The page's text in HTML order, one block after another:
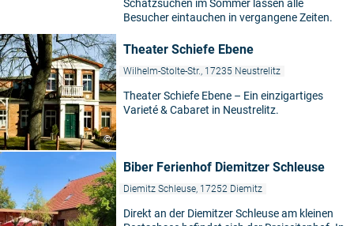
Schatzsuchen im Sommer lassen alle
Besucher eintauchen in vergangene Zeiten.
©
Theater Schiefe Ebene
Wilhelm-Stolte-Str., 17235 Neustrelitz
Theater Schiefe Ebene – Ein einzigartiges
Varieté & Cabaret in Neustrelitz.
Biber Ferienhof Diemitzer Schleuse
Diemitz Schleuse, 17252 Diemitz
Direkt an der Diemitzer Schleuse am kleinen